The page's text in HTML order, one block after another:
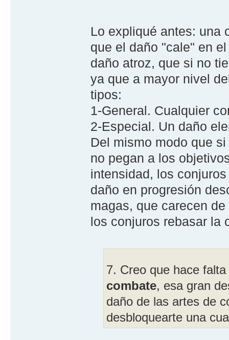
Lo expliqué antes: una
que el daño "cale" en
daño atroz, que si no
ya que a mayor nivel
tipos:
1-General. Cualquier
2-Especial. Un daño
Del mismo modo que
no pegan a los
intensidad, los
daño en progresión
magas, que carecen
los conjuros rebasar la
7. Creo que hace
combate, esa gran
daño de las artes de
desbloquearte una